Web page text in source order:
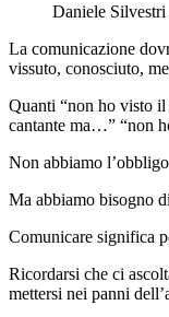
Daniele
La comunicazione
vissuto, conosciuto,
Quanti “non ho visto
cantante ma…” “non
Non abbiamo
Ma abbiamo bisogno
Comunicare significa
Ricordarsi che ci
mettersi nei panni